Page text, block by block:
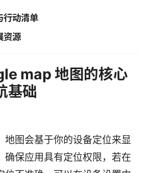
行动清单
资源
map 地图的核心
基础
地图会基于你的设备定位来显
确保应用具有定位权限，若在